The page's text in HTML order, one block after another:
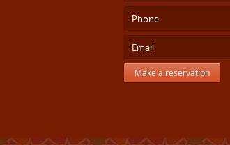
Make a reservation